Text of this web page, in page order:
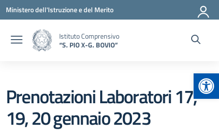
Vai ai contenuti
Vai al menu di navigazione
Vai al footer
Ministero dell'Istruzione e del Merito
Istituto Comprensivo
“S. PIO X-G. BOVIO”
Prenotazioni Laboratori 17,
19, 20 gennaio 2023